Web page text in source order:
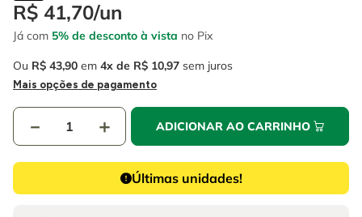
R$ 41,70/un
Já com 5% de desconto à vista no Pix
Ou R$ 43,90 em 4 R$ 10,97 sem juros
Mais opções de pagamento
＋
－ ADICIONAR AO CARRINHO
Últimas unidades!
6
7º serra copo
8º chave impacto
disco corte
º escada
º serra circular
º fio
chave impacto
º cabo flexivel
10º disco corte